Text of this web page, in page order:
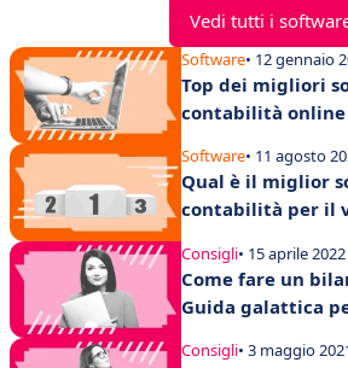
Vedi tutti i
Software• 12 gennaio
Top dei migliori software di
contabilità online
Software• 11 agosto
Qual è il miglior
contabilità per il
Consigli• 15 aprile 2022
Come fare un
Guida galattica
Consigli• 3 maggio